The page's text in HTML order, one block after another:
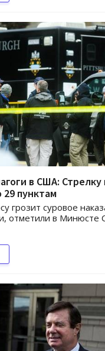
в США:
29 пунктам
грозит суровое
отметили в Минюсте